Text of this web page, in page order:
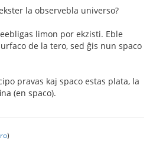
la observebla universo?
limon por ekzisti. Eble
de la tero, sed ĝis nun spaco
pravas kaj spaco estas plata, la
(en spaco).
)